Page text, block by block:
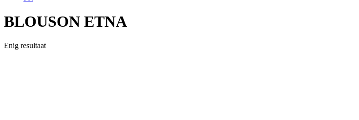
BLOUSON ETNA
Enig resultaat